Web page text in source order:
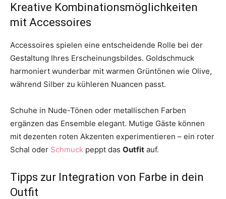
Kreative Kombinationsmöglichkeiten
mit Accessoires
Accessoires spielen eine entscheidende Rolle bei der
Gestaltung Ihres Erscheinungsbildes. Goldschmuck
harmoniert wunderbar mit warmen Grüntönen wie Olive,
während Silber zu kühleren Nuancen passt.
Schuhe in Nude-Tönen oder metallischen Farben
ergänzen das Ensemble elegant. Mutige Gäste können
mit dezenten roten Akzenten experimentieren – ein roter
Schal oder Schmuck peppt das Outfit auf.
Tipps zur Integration von Farbe in dein
Outfit